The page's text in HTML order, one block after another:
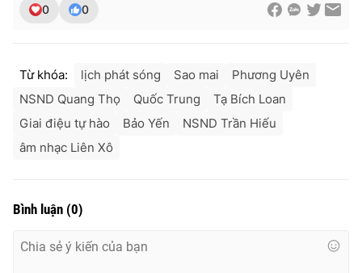
0 0
Từ khóa: lịch phát sóng Sao mai
Phương Uyên
NSND Quang Thọ
Quốc Trung
Tạ Bích Loan
Giai điệu tự hào
Bảo Yến
NSND Trần Hiếu
âm nhạc Liên Xô
Bình luận (0)